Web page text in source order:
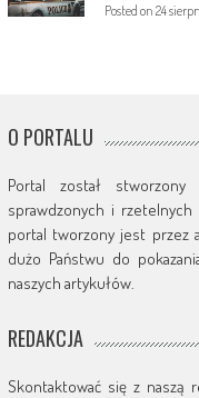
Posted on 24
O PORTALU
Portal został
sprawdzonych i
portal tworzony jest przez
dużo Państwu do
naszych artykułów.
REDAKCJA
Skontaktować się z naszą